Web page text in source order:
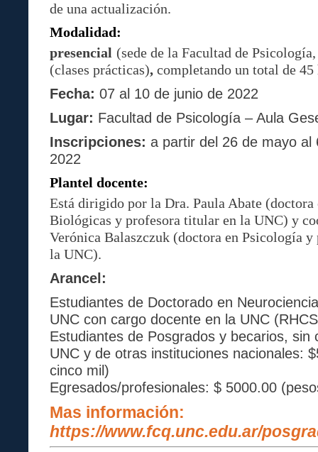
de una actualización.
Modalidad:
presencial (sede de la Facultad de
(clases prácticas), completando un total de 45
Fecha: 07 al 10 de junio de 2022
Lugar: Facultad de Psicología – Aula
Inscripciones: a partir del 26 de mayo al
2022
Plantel docente:
Está dirigido por la Dra. Paula Abate (doctora
Biológicas y profesora titular en la UNC) y
Verónica Balaszczuk (doctora en Psicología y
la UNC).
Arancel:
Estudiantes de Doctorado en
UNC con cargo docente en la UNC
Estudiantes de Posgrados y becarios, sin
UNC y de otras instituciones nacionales:
cinco mil)
Egresados/profesionales: $ 5000.00
Mas información:
https://www.fcq.unc.edu.ar/